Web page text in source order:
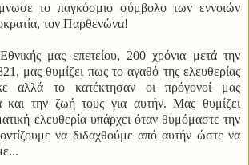
το παγκόσμιο σύμβολο των εννοιών
τον Παρθενώνα!
μας επετείου, 200 χρόνια μετά την
μας θυμίζει πως το αγαθό της ελευθερίας
αλλά το κατέκτησαν οι πρόγονοί μας
και την ζωή τους για αυτήν. Μας θυμίζει
ελευθερία υπάρχει όταν θυμόμαστε την
να διδαχθούμε από αυτήν ώστε να